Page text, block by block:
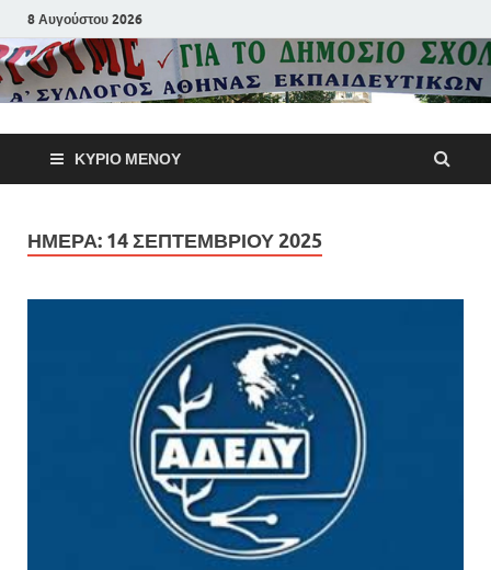
8 Αυγούστου 2026
Α΄
Αθηνών
Π.Ε.
ΚΎΡΙΟ ΜΕΝΟΎ
ΗΜΈΡΑ: 14 ΣΕΠΤΕΜΒΡΊΟΥ 2025